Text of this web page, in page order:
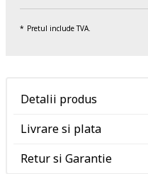
Pretul include TVA.
Detalii produs
Livrare si plata
Retur si Garantie